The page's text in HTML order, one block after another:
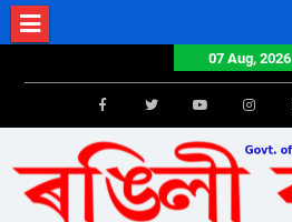
Skip
to
07 Aug, 2026
FacebookTwitterYoutube